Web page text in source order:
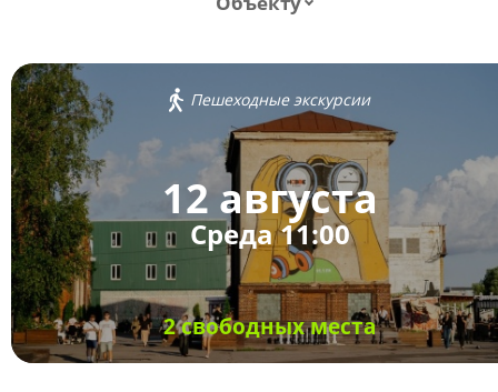
Пешеходные экскурсии
12 августа
Среда 11:00
2 свободных места